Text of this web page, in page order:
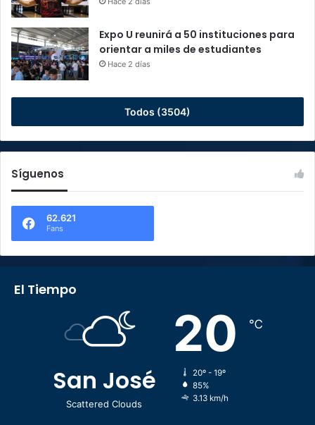
Expo U reunirá a 50 instituciones para
orientar a miles de estudiantes
Hace 2 días
Todos (3504)
Síguenos
62.621
Fans
El Tiempo
San José
Scattered Clouds
20 ℃
20º - 19º
85%
3.13 km/h